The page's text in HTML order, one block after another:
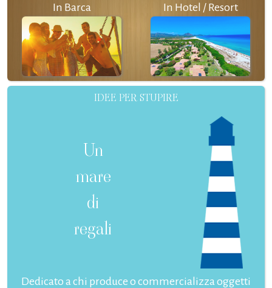
In Barca In Hotel / Resort
IDEE PER STUPIRE
Un
mare
di
regali
Dedicato a chi produce o commercializza oggetti